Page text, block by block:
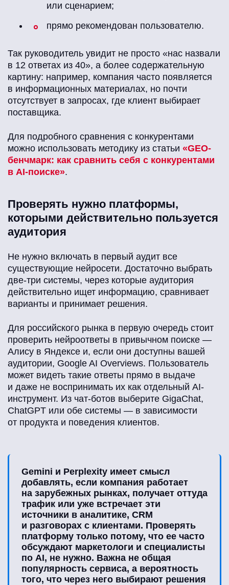
или сценарием;
прямо рекомендован пользователю.
Так руководитель увидит не просто «нас назвали
в 12 ответах из 40», а более содержательную
картину: например, компания часто появляется
в информационных материалах, но почти
отсутствует в запросах, где клиент выбирает
поставщика.
Для подробного сравнения с конкурентами
можно использовать методику из статьи «GEO-
бенчмарк: как сравнить себя с конкурентами
в AI-поиске».
Проверять нужно платформы,
которыми действительно пользуется
аудитория
Не нужно включать в первый аудит все
существующие нейросети. Достаточно выбрать
две-три системы, через которые аудитория
действительно ищет информацию, сравнивает
варианты и принимает решения.
Для российского рынка в первую очередь стоит
проверить нейроответы в привычном поиске —
Алису в Яндексе и, если они доступны вашей
аудитории, Google AI Overviews. Пользователь
может видеть такие ответы прямо в выдаче
и даже не воспринимать их как отдельный AI-
инструмент. Из чат-ботов выберите GigaChat,
ChatGPT или обе системы — в зависимости
от продукта и поведения клиентов.
Gemini и Perplexity имеет смысл
добавлять, если компания работает
на зарубежных рынках, получает оттуда
трафик или уже встречает эти
источники в аналитике, CRM
и разговорах с клиентами. Проверять
платформу только потому, что ее часто
обсуждают маркетологи и специалисты
по AI, не нужно. Важна не общая
популярность сервиса, а вероятность
того, что через него выбирают решения